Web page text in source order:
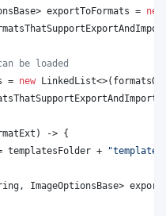
> exportToFormats = new
be loaded
= new LinkedList<>(
) -> {
templatesFolder +
, ImageOptionsBase>